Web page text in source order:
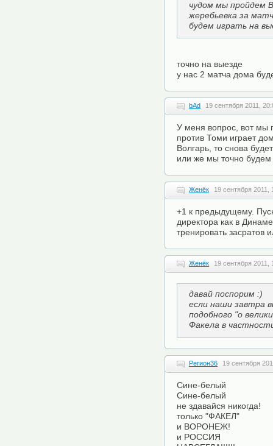
чудом мы пройдем
жеребьевка за
будем играть на
точно на выезде
у нас 2 матча дома
bAd 19 сентября 2011,
У меня вопрос, вот мы
против Томи играет
Волгарь, то снова
или же мы точно будем
Женёк 19 сентября 2011,
+1 к предыдущему.
директора как в
тренировать засратов
Женёк 19 сентября 2011,
давай поспорим :)
если наши завтра
подобного "о
Факела в
Регион36 19 сентября
Сине-белый
Сине-белый
не здавайся никогда!
только "ФАКЕЛ"
и ВОРОНЕЖ!
и РОССИЯ